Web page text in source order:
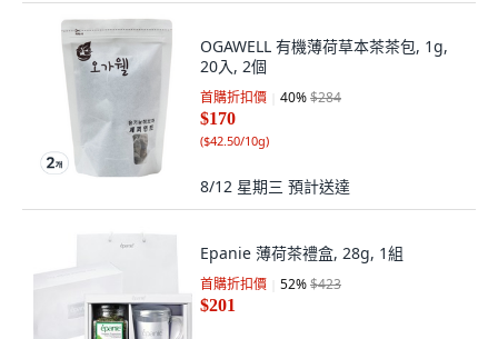
OGAWELL 有機薄荷草本茶茶包, 1g,
20入, 2個
首購折扣價 40%$284
$170
($42.50/10g)
8/12 星期三 預計送達
Epanie 薄荷茶禮盒, 28g, 1組
首購折扣價 52%$423
$201